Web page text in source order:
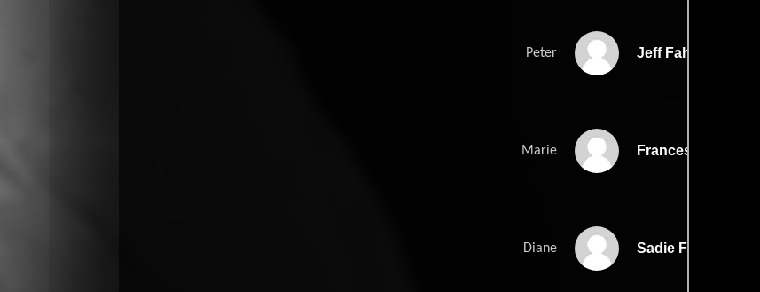
Peter Jeff Fahey
Marie Frances Barber
Diane Sadie Frost